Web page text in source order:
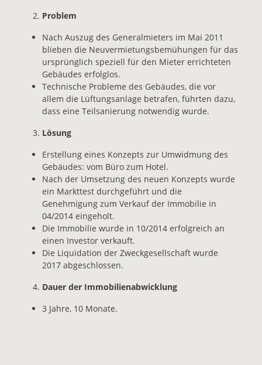
Problem
Nach Auszug des Generalmieters im Mai 2011
blieben die Neuvermietungsbemühungen für das
ursprünglich speziell für den Mieter errichteten
Gebäudes erfolglos.
Technische Probleme des Gebäudes, die vor
allem die Lüftungsanlage betrafen, führten dazu,
dass eine Teilsanierung notwendig wurde.
Lösung
Erstellung eines Konzepts zur Umwidmung des
Gebäudes: vom Büro zum Hotel.
Nach der Umsetzung des neuen Konzepts wurde
ein Markttest durchgeführt und die
Genehmigung zum Verkauf der Immobilie in
04/2014 eingeholt.
Die Immobilie wurde in 10/2014 erfolgreich an
einen Investor verkauft.
Die Liquidation der Zweckgesellschaft wurde
2017 abgeschlossen.
Dauer der Immobilienabwicklung
3 Jahre, 10 Monate.